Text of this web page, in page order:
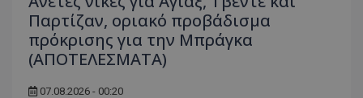
Παρτίζαν, οριακό προβάδισμα
πρόκρισης για την Μπράγκα
(ΑΠΟΤΕΛΕΣΜΑΤΑ)
07.08.2026 - 00:20